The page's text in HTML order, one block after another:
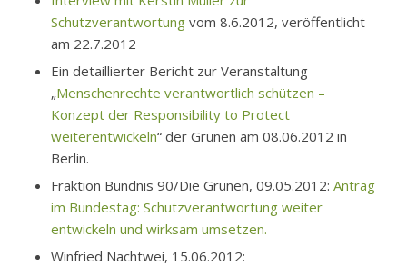
Schutzverantwortungvom 8.6.2012, veröffentlicht
am 22.7.2012
Ein detaillierter Bericht zur Veranstaltung
„Menschenrechte verantwortlich schützen –
Konzept der Responsibility to Protect
weiterentwickeln“ der Grünen am 08.06.2012 in
Berlin.
Fraktion Bündnis 90/Die Grünen, 09.05.2012: Antrag
im Bundestag: Schutzverantwortung weiter
entwickeln und wirksam umsetzen.
Winfried Nachtwei, 15.06.2012: